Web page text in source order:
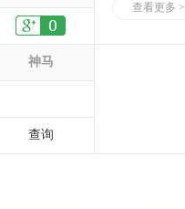
查看更多 >
神马
查询